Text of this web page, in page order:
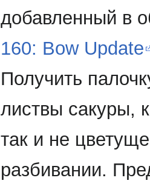
добавленный в
160: Bow Update
Получить
листвы сакуры,
так и не
разбивании.